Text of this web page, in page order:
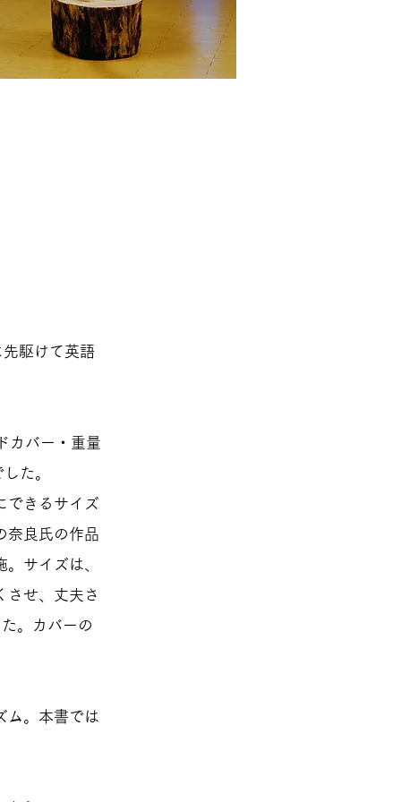
駆けて英語
カバー・重量
た。
できるサイズ
奈良氏の作品
サイズは、
させ、丈夫さ
。カバーの
ム。本書では